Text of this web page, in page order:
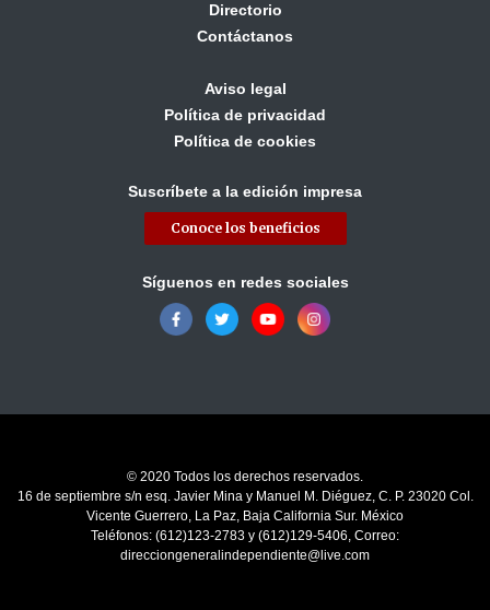
Directorio
Contáctanos
Aviso legal
Política de privacidad
Política de cookies
Suscríbete a la edición impresa
Conoce los beneficios
Síguenos en redes sociales
© 2020 Todos los derechos reservados.
16 de septiembre s/n esq. Javier Mina y Manuel M. Diéguez, C. P. 23020 Col.
Vicente Guerrero, La Paz, Baja California Sur. México
Teléfonos: (612)123-2783 y (612)129-5406, Correo:
direcciongeneralindependiente@live.com